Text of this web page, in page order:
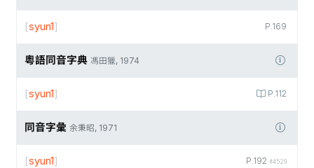
P.169
[syun1]
粵語同音字典 馮田獵, 1974
P.112
[syun1]
同音字彙 余秉昭, 1971
P.192 #4529
[syun1]